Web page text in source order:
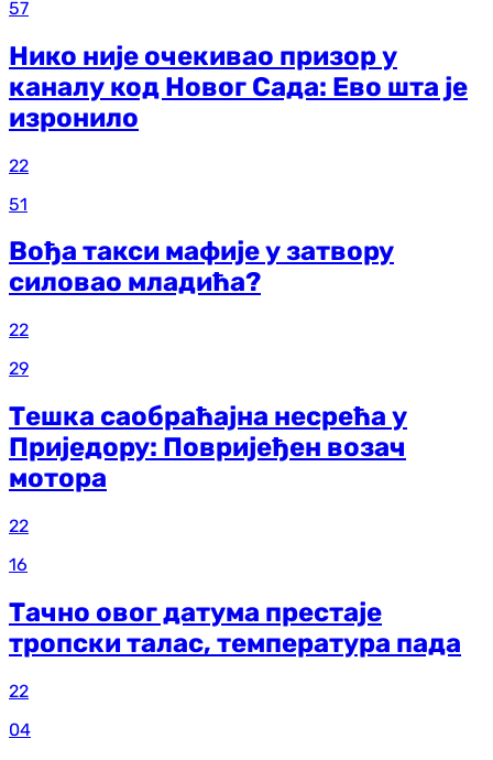
57
Нико није очекивао призор у
каналу код Новог Сада: Ево шта је
изронило
22
51
Вођа такси мафије у затвору
силовао младића?
22
29
Тешка саобраћајна несрећа у
Приједору: Повријеђен возач
мотора
22
16
Тачно овог датума престаје
тропски талас, температура пада
22
04